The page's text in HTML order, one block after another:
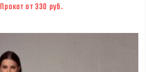
Прокат от 330 руб.